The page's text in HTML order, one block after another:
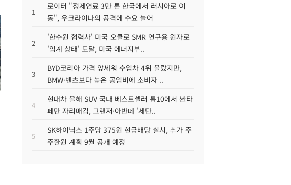
1
로이터 "정제연료 3만 톤 한국에서 러시아로 이
동", 우크라이나의 공격에 수요 늘어
2
'한수원 협력사' 미국 오클로 SMR 연구용 원자로
'임계 상태' 도달, 미국 에너지부..
3
BYD코리아 가격 앞세워 수입차 4위 올랐지만,
BMW·벤츠보다 높은 공임비에 소비자 ..
4
현대차 올해 SUV 국내 베스트셀러 톱10에서 싼타
페만 자리매김, 그랜저·아반떼 '세단..
5
SK하이닉스 1주당 375원 현금배당 실시, 추가 주
주환원 계획 9월 공개 예정